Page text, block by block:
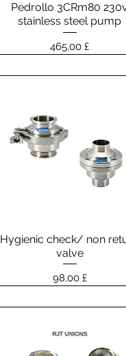
Vista rapida
Pedrollo 3CRm80
stainless steel pump
Prezzo
465,00 £
Vista rapida
Hygienic check/ non
valve
Prezzo
98,00 £